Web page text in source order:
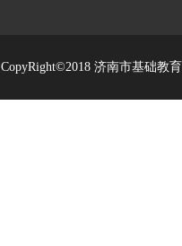
CopyRight©2018 济南市基础